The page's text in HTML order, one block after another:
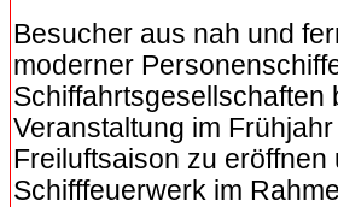
Besucher aus nah und
moderner
Schiffahrtsgesellschaften
Veranstaltung im
Freiluftsaison zu
Schifffeuerwerk im